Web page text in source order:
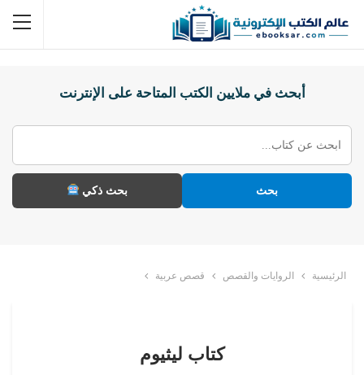
أبحث في ملايين الكتب المتاحة على الإنترنت
بحث بحث ذكي
الرئيسية الروايات والقصص قصص عربية
كتاب ليثيوم